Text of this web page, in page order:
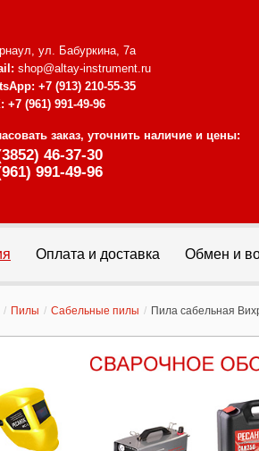
ул. Бабуркина, 7а
shop@altay-instrument.ru
+7 (913) 210-55-35
+7 (961) 991-49-96
заказ, уточнить наличие и цены:
46-37-30
991-49-96
Оплата и доставка Обмен и
/ Пилы / Сабельные пилы / Пила сабельная